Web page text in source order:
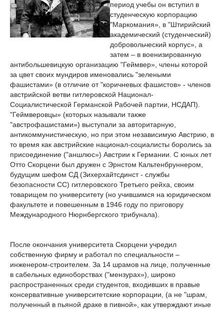
период учебы он вступил в
студенческую корпорацию
"Маркомания», в "Штирийский
академический (студенческий)
добровольческий корпус», а
затем – в военизированную
антибольшевицкую организацию "Геймвер», члены которой
за цвет своих мундиров именовались "зелеными
фашистами» (в отличие от "коричневых фашистов» - членов
австрийской ветви гитлеровской Национал-
Социалистической Германской Рабочей партии, НСДАП).
"Геймверовцы» (которых называли также
"австрофашистами») выступали за авторитарную,
антикоммунистическую, но при этом независимую Австрию, в
то время как австрийские национал-социалисты боролись за
присоединение ("аншлюс») Австрии к Германии. С юных лет
Отто Скорцени был дружен с Эрнстом Кальтенбруннером,
будущим шефом СД (Зихерхайтсдинст - службы
безопасности СС) гитлеровского Третьего рейха, своим
товарищем по университету (но учившимся на юридическом
факультете и повешенным в 1946 году по приговору
Международного Нюрнбергского трибунала).
После окончания университета Скорцени учредил
собственную фирму и работал по специальности –
инженером-строителем. За 14 шрамов на лице, полученные
в сабельных единоборствах ("мензурах»), широко
распространенных среди студентов, входивших в правые
консервативные университетские корпорации, (а не "шрам,
полученный в пьяной драке в пивной», как утверждают иные